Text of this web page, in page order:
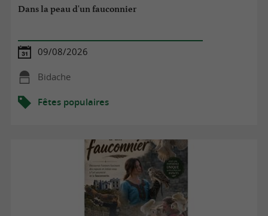
Dans la peau d'un fauconnier
09/08/2026
Bidache
Fêtes populaires